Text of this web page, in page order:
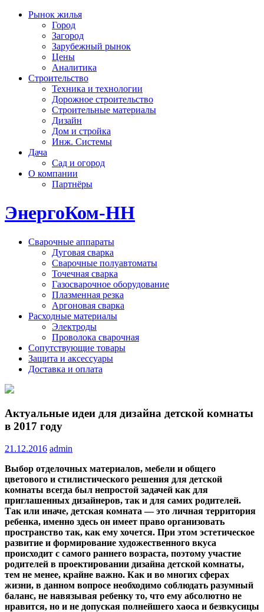
Рынок жилья
Город
Загород
Зарубежный рынок
Цены
Аналитика
Строительство
Техника и технологии
Дорожное строительство
Строительные материалы
Дизайн
Дом и стройка
Инж. Системы
Дача
Сад и огород
О компании
Партнёры
ЭнергоКом-НН
Сварочные аппараты
Дуговая сварка
Сварочные полуавтоматы
Точечная сварка
Газосварочное оборудование
Плазменная резка
Аргоновая сварка
Расходные материалы
Электроды
Проволока сварочная
Сопутствующие товары
Защита и аксессуары
Доставка и оплата
Актуальные идеи для дизайна детской комнаты
в 2017 году
21.12.2016 admin
Выбор отделочных материалов, мебели и общего
цветового и стилистического решения для детской
комнаты всегда был непростой задачей как для
приглашенных дизайнеров, так и для самих родителей.
Так или иначе, детская комната — это личная территория
ребенка, именно здесь он имеет право организовать
пространство так, как ему хочется. При этом эстетическое
развитие и формирование художественного вкуса
происходит с самого раннего возраста, поэтому участие
родителей в проектировании дизайна детской комнаты,
тем не менее, крайне важно. Как и во многих сферах
жизни, в данном вопросе необходимо соблюдать разумный
баланс, не навязывая ребенку то, что ему абсолютно не
нравится, но и не допуская полнейшего хаоса и безвкусицы